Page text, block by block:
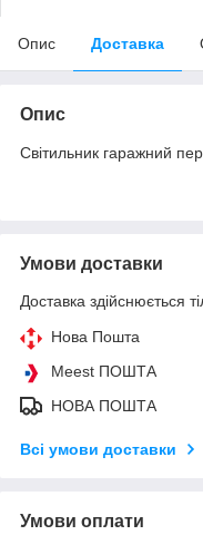
Опис Доставка
Опис
Світильник гаражний
Умови доставки
Доставка здійснюється
Нова Пошта
Meest ПОШТА
НОВА ПОШТА
Всі умови доставки
Умови оплати